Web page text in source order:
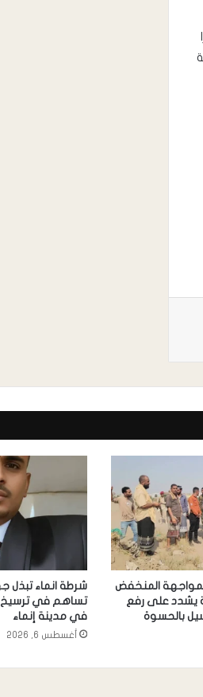
المنخفض
يشدد على رفع
بالحسوة
شرطة انماء تبذل
تساهم في ترسيخ
في مدينة إنماء
أغسطس 6, 2026